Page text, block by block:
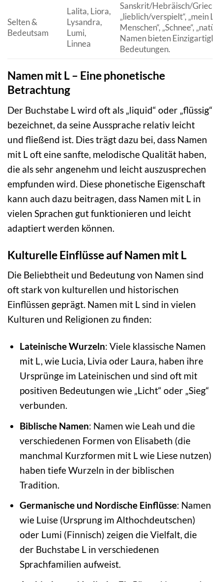
Selten &
Bedeutsam
Lalita, Liora,
Lysandra,
Lumi,
Linnea
Sanskrit/Hebräisch/
„lieblich/verspielt“, „mein
Menschen“, „Schnee“,
Namen bieten
Bedeutungen.
Namen mit L – Eine phonetische
Betrachtung
Der Buchstabe L wird oft als „liquid“ oder „flüssig“
bezeichnet, da seine Aussprache relativ leicht
und fließend ist. Dies trägt dazu bei, dass Namen
mit L oft eine sanfte, melodische Qualität haben,
die als sehr angenehm und leicht auszusprechen
empfunden wird. Diese phonetische Eigenschaft
kann auch dazu beitragen, dass Namen mit L in
vielen Sprachen gut funktionieren und leicht
adaptiert werden können.
Kulturelle Einflüsse auf Namen mit L
Die Beliebtheit und Bedeutung von Namen sind
oft stark von kulturellen und historischen
Einflüssen geprägt. Namen mit L sind in vielen
Kulturen und Religionen zu finden:
Lateinische Wurzeln: Viele klassische Namen
mit L, wie Lucia, Livia oder Laura, haben ihre
Ursprünge im Lateinischen und sind oft mit
positiven Bedeutungen wie „Licht“ oder „Sieg“
verbunden.
Biblische Namen: Namen wie Leah und die
verschiedenen Formen von Elisabeth (die
manchmal Kurzformen mit L wie Liese nutzen)
haben tiefe Wurzeln in der biblischen
Tradition.
Germanische und Nordische Einflüsse: Namen
wie Luise (Ursprung im Althochdeutschen)
oder Lumi (Finnisch) zeigen die Vielfalt, die
der Buchstabe L in verschiedenen
Sprachfamilien aufweist.